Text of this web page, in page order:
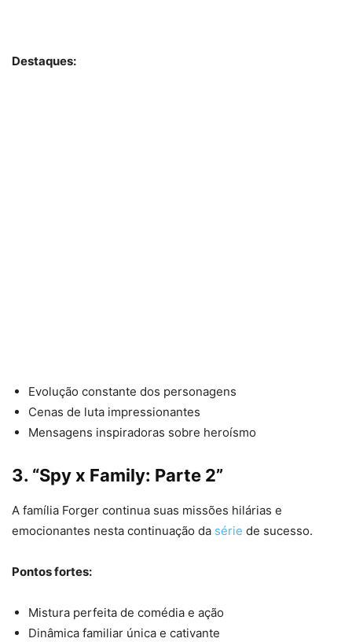
Destaques:
Evolução constante dos personagens
Cenas de luta impressionantes
Mensagens inspiradoras sobre heroísmo
3. “Spy x Family: Parte 2”
A família Forger continua suas missões hilárias e
emocionantes nesta continuação da série de sucesso.
Pontos fortes:
Mistura perfeita de comédia e ação
Dinâmica familiar única e cativante